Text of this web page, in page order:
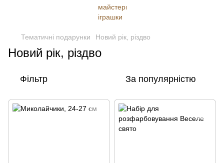
Тематичні подарунки Новий рік, різдво
Новий рік, різдво
Фільтр За популярністю